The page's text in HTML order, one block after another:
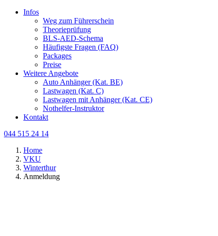
Infos
Weg zum Führerschein
Theorieprüfung
BLS-AED-Schema
Häufigste Fragen (FAQ)
Packages
Preise
Weitere Angebote
Auto Anhänger (Kat. BE)
Lastwagen (Kat. C)
Lastwagen mit Anhänger (Kat. CE)
Nothelfer-Instruktor
Kontakt
044 515 24 14
Home
VKU
Winterthur
Anmeldung